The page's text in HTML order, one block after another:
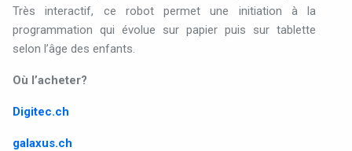
Très interactif, ce robot permet une initiation à la
programmation qui évolue sur papier puis sur tablette
selon l’âge des enfants.
Où l’acheter?
Digitec.ch
galaxus.ch